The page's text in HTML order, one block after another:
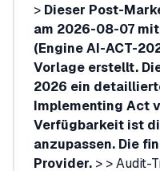
> Dieser Post-
am 2026-08-07
(Engine AI-ACT-
Vorlage erstellt.
2026 ein
Implementing Act
Verfügbarkeit ist
anzupassen. Die
Provider. > > Audit-